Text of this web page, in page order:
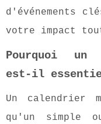
d'événements
votre impact
Pourquoi un
est-il
Un calendrier
qu'un simple